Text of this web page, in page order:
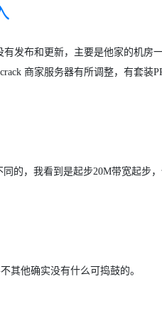
发布和更新，主要是他家的机房
商家服务器有所调整，有套装
的，我看到是起步20M带宽起步
其他确实没有什么可捣鼓的。